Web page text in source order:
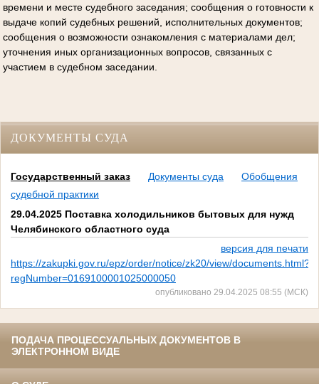
времени и месте судебного заседания; сообщения о готовности к
выдаче копий судебных решений, исполнительных документов;
сообщения о возможности ознакомления с материалами дел;
уточнения иных организационных вопросов, связанных с
участием в судебном заседании.
ДОКУМЕНТЫ СУДА
Государственный заказ Документы суда
Обобщения
судебной практики
29.04.2025 Поставка холодильников бытовых для нужд
Челябинского областного суда
версия для печати
https://zakupki.gov.ru/epz/order/notice/zk20/view/documents.html?
regNumber=0169100001025000050
опубликовано 29.04.2025 08:55 (МСК)
ПОДАЧА ПРОЦЕССУАЛЬНЫХ ДОКУМЕНТОВ В
ЭЛЕКТРОННОМ ВИДЕ